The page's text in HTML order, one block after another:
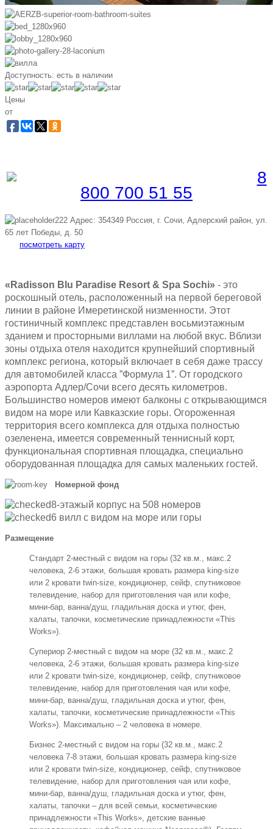
Доступность: есть в наличии
Цены
от
8
800 700 51 55
Адрес: 354349 Россия, г. Сочи, Адлерский район, ул.
65 лет Победы, д. 50
посмотреть карту
«Radisson Blu Paradise Resort & Spa Sochi» - это
роскошный отель, расположенный на первой береговой
линии в районе Имеретинской низменности. Этот
гостиничный комплекс представлен восьмиэтажным
зданием и просторными виллами на любой вкус. Вблизи
зоны отдыха отеля находится крупнейший спортивный
комплекс региона, который включает в себя даже трассу
для автомобилей класса ”Формула 1”. От городского
аэропорта Адлер/Сочи всего десять километров.
Большинство номеров имеют балконы с открывающимся
видом на море или Кавказские горы. Огороженная
территория всего комплекса для отдыха полностью
озеленена, имеется современный теннисный корт,
функциональная спортивная площадка, специально
оборудованная площадка для самых маленьких гостей.
Номерной фонд
8-этажый корпус на 508 номеров
6 вилл с видом на море или горы
Размещение
Стандарт 2-местный с видом на горы (32 кв.м., макс.2
человека, 2-6 этажи, большая кровать размера king-size
или 2 кровати twin-size, кондиционер, сейф, спутниковое
телевидение, набор для приготовления чая или кофе,
мини-бар, ванна/душ, гладильная доска и утюг, фен,
халаты, тапочки, косметические принадлежности «This
Works»).
Супериор 2-местный с видом на море (32 кв.м., макс.2
человека, 2-6 этажи, большая кровать размера king-size
или 2 кровати twin-size, кондиционер, сейф, спутниковое
телевидение, набор для приготовления чая или кофе,
мини-бар, ванна/душ, гладильная доска и утюг, фен,
халаты, тапочки, косметические принадлежности «This
Works»). Максимально – 2 человека в номере.
Бизнес 2-местный с видом на горы (32 кв.м., макс.2
человека 7-8 этажи, большая кровать размера king-size
или 2 кровати twin-size, кондиционер, сейф, спутниковое
телевидение, набор для приготовления чая или кофе,
мини-бар, ванна/душ, гладильная доска и утюг, фен,
халаты, тапочки – для всей семьи, косметические
принадлежности «This Works», детские ванные